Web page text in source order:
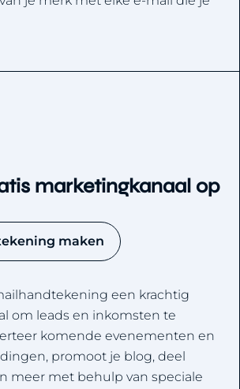
marketingkanaal op
maken
een krachtig
om leads en inkomsten te
komende evenementen en
promoot je blog, deel
meer met behulp van speciale